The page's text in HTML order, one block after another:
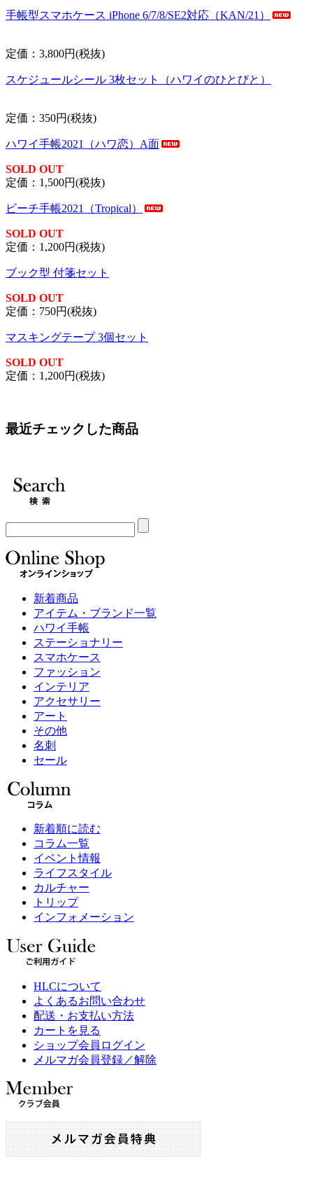
手帳型スマホケース iPhone 6/7/8/SE2対応（KAN/21）
定価：3,800円(税抜)
スケジュールシール 3枚セット（ハワイのひとびと）
定価：350円(税抜)
ハワイ手帳2021（ハワ恋）A面
SOLD OUT
定価：1,500円(税抜)
ビーチ手帳2021（Tropical）
SOLD OUT
定価：1,200円(税抜)
ブック型 付箋セット
SOLD OUT
定価：750円(税抜)
マスキングテープ 3個セット
SOLD OUT
定価：1,200円(税抜)
最近チェックした商品
新着商品
アイテム・ブランド一覧
ハワイ手帳
ステーショナリー
スマホケース
ファッション
インテリア
アクセサリー
アート
その他
名刺
セール
新着順に読む
コラム一覧
イベント情報
ライフスタイル
カルチャー
トリップ
インフォメーション
HLCについて
よくあるお問い合わせ
配送・お支払い方法
カートを見る
ショップ会員ログイン
メルマガ会員登録／解除